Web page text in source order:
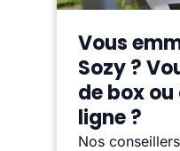
Vous
Sozy ?
de box
ligne ?
Nos